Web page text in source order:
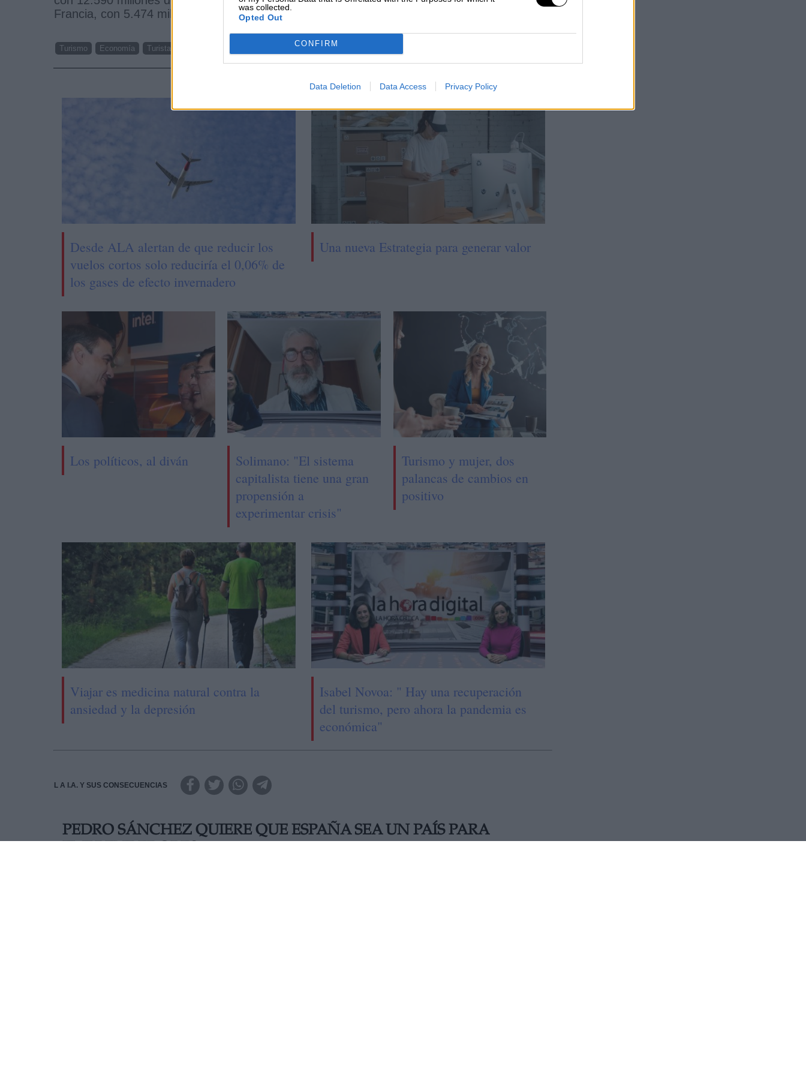
was collected.
Opted Out
CONFIRM
Data Deletion Data Access Privacy Policy
Francia, con 5.474 millones (+4,7%).
Turismo Economía Turistas internacionales
Desde ALA alertan de que reducir los
vuelos cortos solo reduciría el 0,06% de
los gases de efecto invernadero
Una nueva Estrategia para generar valor
Los políticos, al diván
Solimano: "El sistema
capitalista tiene una gran
propensión a
experimentar crisis"
Turismo y mujer, dos
palancas de cambios en
positivo
Viajar es medicina natural contra la
ansiedad y la depresión
Isabel Novoa: " Hay una recuperación
del turismo, pero ahora la pandemia es
económica"
L A I.A. Y SUS CONSECUENCIAS
PEDRO SÁNCHEZ QUIERE QUE ESPAÑA SEA UN PAÍS PARA